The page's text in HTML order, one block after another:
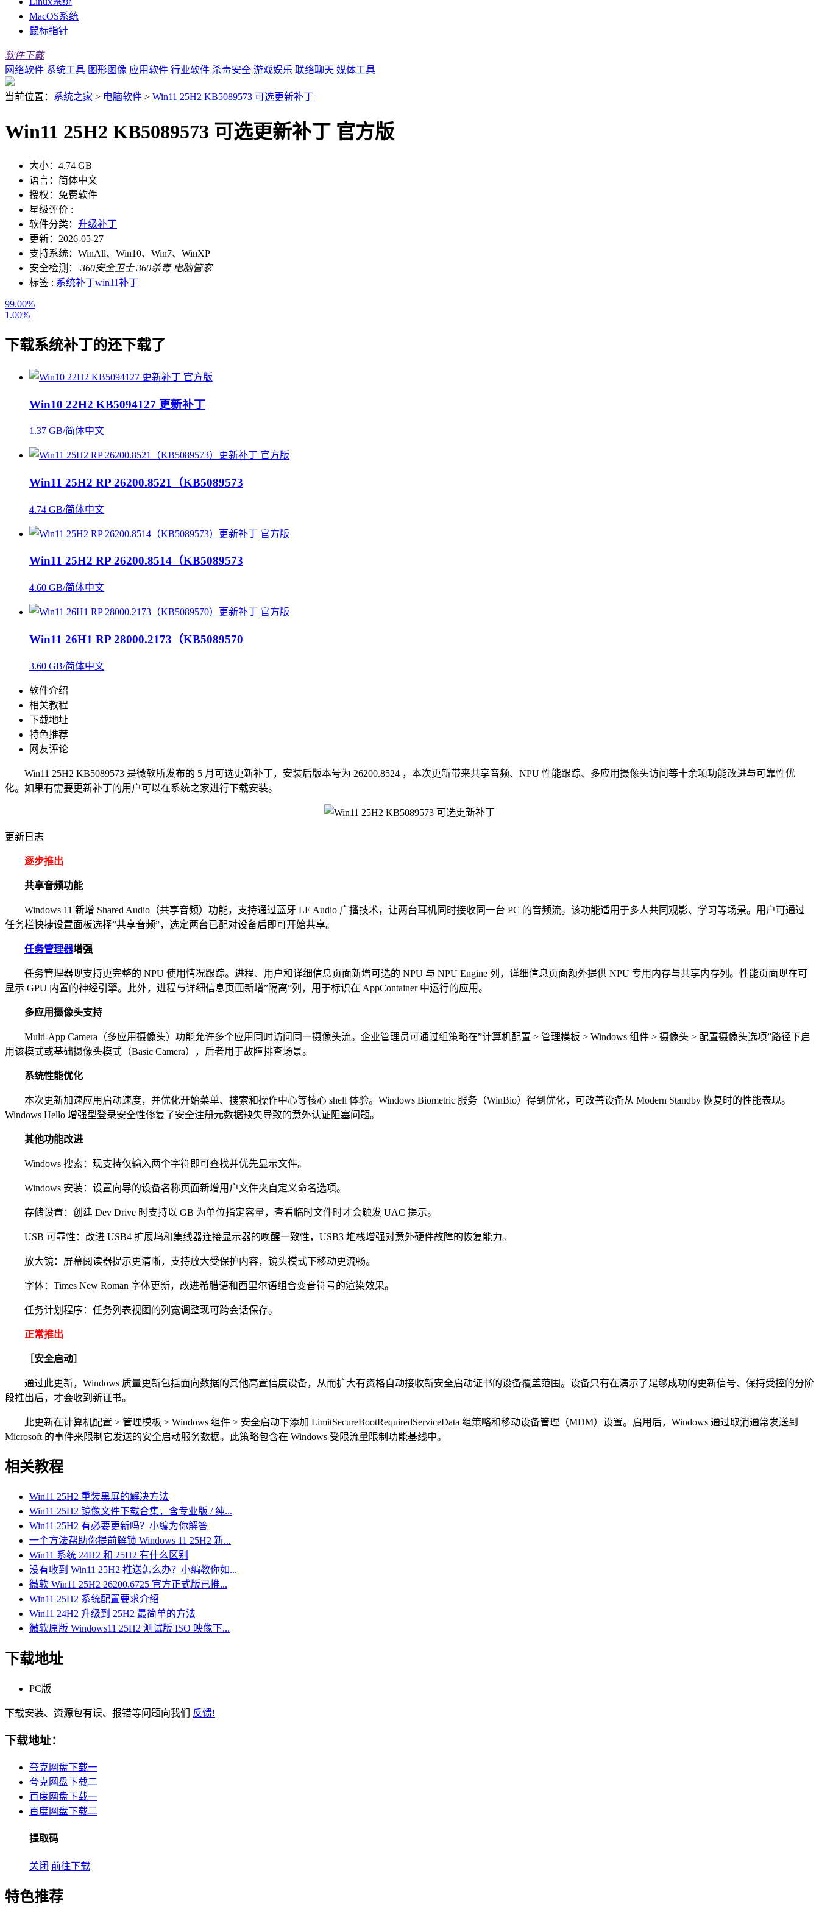
MacOS系统
鼠标指针
软件下载
网络软件 系统工具 图形图像 应用软件 行业软件 杀毒安全 游戏娱乐 联络聊天 媒体工具
当前位置： 系统之家 > 电脑软件 > Win11 25H2 KB5089573 可选更新补丁
Win11 25H2 KB5089573 可选更新补丁 官方版
大小： 4.74 GB
语言： 简体中文
授权： 免费软件
星级评价 :
软件分类： 升级补丁
更新： 2026-05-27
支持系统： WinAll、Win10、Win7、WinXP
安全检测：
360安全卫士 360杀毒 电脑管家
标签 : 系统补丁win11补丁
99.00%
1.00%
下载系统补丁的还下载了
Win10 22H2 KB5094127 更新补丁
1.37 GB/简体中文
Win11 25H2 RP 26200.8521（KB5089573
4.74 GB/简体中文
Win11 25H2 RP 26200.8514（KB5089573
4.60 GB/简体中文
Win11 26H1 RP 28000.2173（KB5089570
3.60 GB/简体中文
软件介绍
相关教程
下载地址
特色推荐
网友评论
Win11 25H2 KB5089573 是微软所发布的 5 月可选更新补丁，安装后版本号为 26200.8524 ，本次更新带来共享音频、NPU 性能跟踪、多应用摄像头访问等十余项功能改进与可靠性优
化。如果有需要更新补丁的用户可以在系统之家进行下载安装。
更新日志
逐步推出
共享音频功能
Windows 11 新增 Shared Audio（共享音频）功能，支持通过蓝牙 LE Audio 广播技术，让两台耳机同时接收同一台 PC 的音频流。该功能适用于多人共同观影、学习等场景。用户可通过
任务栏快捷设置面板选择”共享音频”，选定两台已配对设备后即可开始共享。
任务管理器增强
任务管理器现支持更完整的 NPU 使用情况跟踪。进程、用户和详细信息页面新增可选的 NPU 与 NPU Engine 列，详细信息页面额外提供 NPU 专用内存与共享内存列。性能页面现在可
显示 GPU 内置的神经引擎。此外，进程与详细信息页面新增”隔离”列，用于标识在 AppContainer 中运行的应用。
多应用摄像头支持
Multi-App Camera（多应用摄像头）功能允许多个应用同时访问同一摄像头流。企业管理员可通过组策略在”计算机配置 > 管理模板 > Windows 组件 > 摄像头 > 配置摄像头选项”路径下启
用该模式或基础摄像头模式（Basic Camera），后者用于故障排查场景。
系统性能优化
本次更新加速应用启动速度，并优化开始菜单、搜索和操作中心等核心 shell 体验。Windows Biometric 服务（WinBio）得到优化，可改善设备从 Modern Standby 恢复时的性能表现。
Windows Hello 增强型登录安全性修复了安全注册元数据缺失导致的意外认证阻塞问题。
其他功能改进
Windows 搜索：现支持仅输入两个字符即可查找并优先显示文件。
Windows 安装：设置向导的设备名称页面新增用户文件夹自定义命名选项。
存储设置：创建 Dev Drive 时支持以 GB 为单位指定容量，查看临时文件时才会触发 UAC 提示。
USB 可靠性：改进 USB4 扩展坞和集线器连接显示器的唤醒一致性，USB3 堆栈增强对意外硬件故障的恢复能力。
放大镜：屏幕阅读器提示更清晰，支持放大受保护内容，镜头模式下移动更流畅。
字体：Times New Roman 字体更新，改进希腊语和西里尔语组合变音符号的渲染效果。
任务计划程序：任务列表视图的列宽调整现可跨会话保存。
正常推出
［安全启动］
通过此更新，Windows 质量更新包括面向数据的其他高置信度设备，从而扩大有资格自动接收新安全启动证书的设备覆盖范围。设备只有在演示了足够成功的更新信号、保持受控的分阶
段推出后，才会收到新证书。
​​​​​​​​​​​​​​此更新在计算机配置 > 管理模板 > Windows 组件 > 安全启动下添加 LimitSecureBootRequiredServiceData 组策略和移动设备管理（MDM）设置。启用后，Windows 通过取消通常发送到
Microsoft 的事件来限制它发送的安全启动服务数据。此策略包含在 Windows 受限流量限制功能基线中。
相关教程
Win11 25H2 重装黑屏的解决方法
Win11 25H2 镜像文件下载合集，含专业版 / 纯...
Win11 25H2 有必要更新吗？小编为你解答
一个方法帮助你提前解锁 Windows 11 25H2 新...
Win11 系统 24H2 和 25H2 有什么区别
没有收到 Win11 25H2 推送怎么办？小编教你如...
微软 Win11 25H2 26200.6725 官方正式版已推...
Win11 25H2 系统配置要求介绍
Win11 24H2 升级到 25H2 最简单的方法
微软原版 Windows11 25H2 测试版 ISO 映像下...
下载地址
PC版
下载安装、资源包有误、报错等问题向我们 反馈!
下载地址：
夸克网盘下载一
夸克网盘下载二
百度网盘下载一
百度网盘下载二
提取码
关闭 前往下载
特色推荐